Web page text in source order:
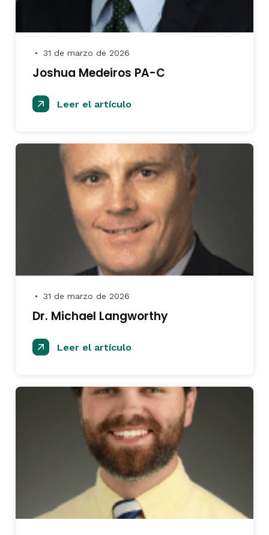
● 31 de marzo de 2026
Joshua Medeiros PA-C
Leer el artículo
● 31 de marzo de 2026
Dr. Michael Langworthy
Leer el artículo